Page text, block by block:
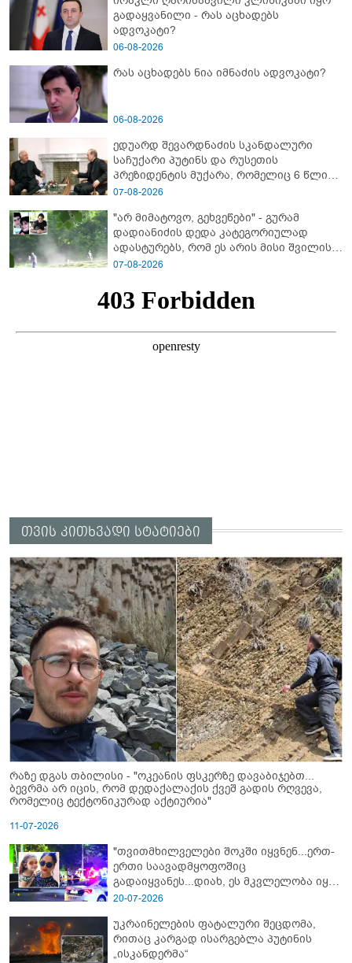
გადაყვანილი - რას აცხადებს
ადვოკატი?
06-08-2026
რას აცხადებს ნია იმნაძის ადვოკატი?
06-08-2026
ედუარდ შევარდნაძის სკანდალური
საჩუქარი პუტინს და რუსეთის
პრეზიდენტის მუქარა, რომელიც 6 წლის
შემდეგ აასრულა
07-08-2026
"არ მიმატოვო, გეხვეწები" - გუ­რა­მ
დადიანიძის დედა კა­ტე­გო­რი­უ­ლად
ადას­ტუ­რებს, რომ ეს არის მისი შვი­ლის
ხმა
07-08-2026
თვის კითხვადი სტატიები
რაზე დგას თბილისი - "ოკეანის ფსკერზე დავაბიჯებთ...
ბევრმა არ იცის, რომ დედაქალაქის ქვეშ გადის რღვევა,
რომელიც ტექტონიკურად აქტიურია"
11-07-2026
"თვითმხილველები შოკში იყვნენ...ერთ-
ერთი საავადმყოფოშიც
გადაიყვანეს...დიახ, ეს მკვლელობა იყო"
- გორში დატრიალებული ტრაგედიის
20-07-2026
უკრაინელების ფატალური შეცდომა,
რითაც კარგად ისარგებლა პუტინის
„ისკანდერმა“